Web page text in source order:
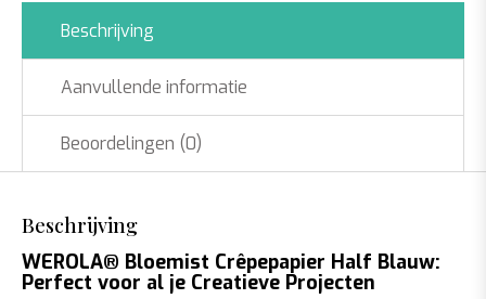
Beschrijving
Aanvullende informatie
Beoordelingen (0)
Beschrijving
WEROLA® Bloemist Crêpepapier Half Blauw:
Perfect voor al je Creatieve Projecten